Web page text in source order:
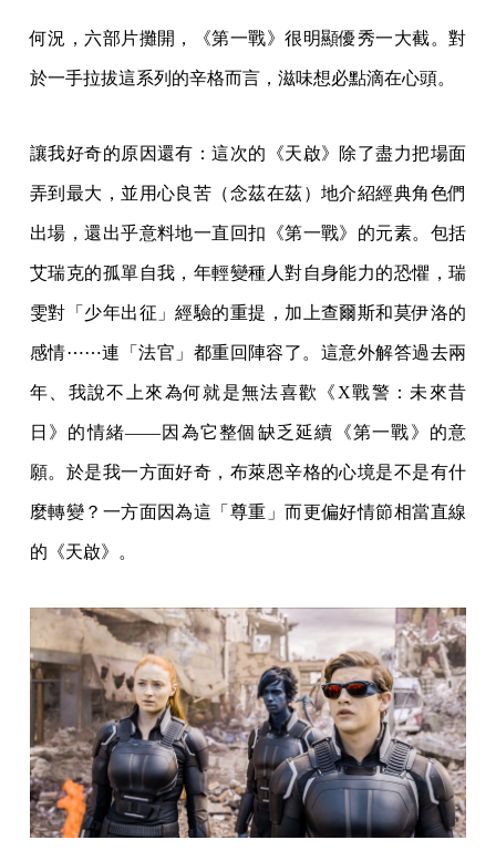
何況，六部片攤開，《第一戰》很明顯優秀一大截。對
於一手拉拔這系列的辛格而言，滋味想必點滴在心頭。
讓我好奇的原因還有：這次的《天啟》除了盡力把場面
弄到最大，並用心良苦（念茲在茲）地介紹經典角色們
出場，還出乎意料地一直回扣《第一戰》的元素。包括
艾瑞克的孤單自我，年輕變種人對自身能力的恐懼，瑞
雯對「少年出征」經驗的重提，加上查爾斯和莫伊洛的
感情⋯⋯連「法官」都重回陣容了。這意外解答過去兩
年、我說不上來為何就是無法喜歡《X戰警：未來昔
日》的情緒——因為它整個缺乏延續《第一戰》的意
願。於是我一方面好奇，布萊恩辛格的心境是不是有什
麼轉變？一方面因為這「尊重」而更偏好情節相當直線
的《天啟》。